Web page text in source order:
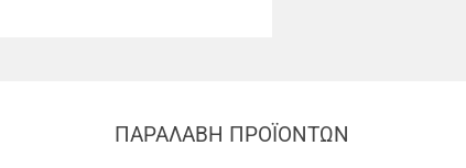
ΠΑΡΑΛΑΒΗ ΠΡΟΪΟΝΤΩΝ